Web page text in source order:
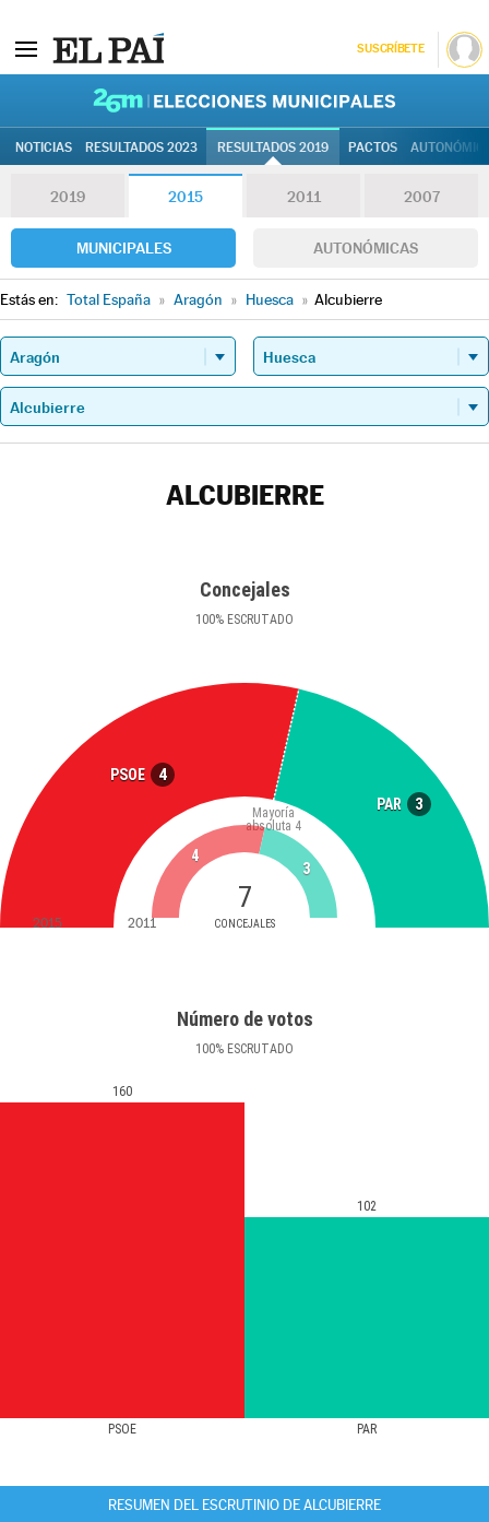
SUSCRÍBETE
NOTICIAS RESULTADOS 2023 RESULTADOS 2019 PACTOS
2019 2015 2011 2007
MUNICIPALES AUTONÓMICAS
Estás en: Total España » Aragón » Huesca » Alcubierre
ALCUBIERRE
Concejales
100% ESCRUTADO
PSOE 4
PAR 3
7
CONCEJALES
Mayoría
absoluta 4
4
3
2015 2011
Número de votos
100% ESCRUTADO
PSOE PAR
160
102
RESUMEN DEL ESCRUTINIO DE ALCUBIERRE